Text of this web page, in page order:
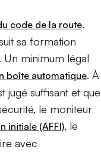
code de la route.
sa formation
minimum légal
boîte automatique. À
jugé suffisant et que
le moniteur
initiale (AFFI), le
avec